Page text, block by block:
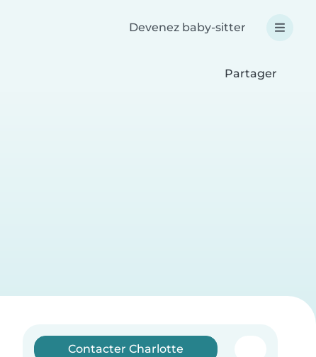
Devenez baby-sitter
Partager
Contacter Charlotte